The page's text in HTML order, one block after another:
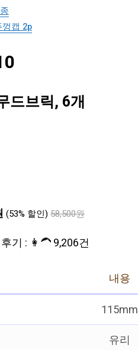
캡 2p
드브릭, 6개
(53% 할인) 58,500원
기 : 👩‍🦱 9,206건
내용
115mm
유리